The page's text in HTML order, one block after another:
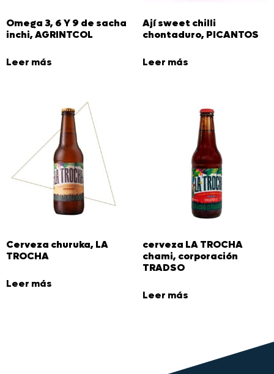
Omega 3, 6 Y 9 de sacha
inchi, AGRINTCOL
Leer más
Ají sweet chilli
chontaduro, PICANTOS
Leer más
Cerveza churuka, LA
TROCHA
Leer más
cerveza LA TROCHA
chami, corporación
TRADSO
Leer más